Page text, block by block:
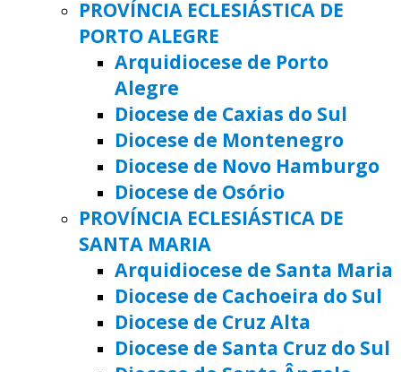
PROVÍNCIA ECLESIÁSTICA DE
PORTO ALEGRE
Arquidiocese de Porto
Alegre
Diocese de Caxias do Sul
Diocese de Montenegro
Diocese de Novo Hamburgo
Diocese de Osório
PROVÍNCIA ECLESIÁSTICA DE
SANTA MARIA
Arquidiocese de Santa Maria
Diocese de Cachoeira do Sul
Diocese de Cruz Alta
Diocese de Santa Cruz do Sul